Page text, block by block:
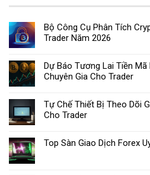
Bộ Công Cụ Phân Tích
Trader Năm 2026
Dự Báo Tương Lai Tiền Mã
Chuyên Gia Cho Trader
Tự Chế Thiết Bị Theo Dõi
Cho Trader
Top Sàn Giao Dịch Forex